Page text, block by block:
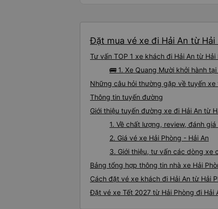
Đặt mua vé xe đi Hải An từ
Tư vấn TOP 1 xe khách đi Hải An từ
🚌 1. Xe Quang Mười khởi hành
Những câu hỏi thường gặp về tuyến xe
Thông tin tuyến đường
Giới thiệu tuyến đường xe đi Hải An từ
1. Về chất lượng, review, đánh
2. Giá vé xe Hải Phòng - Hải An
3. Giới thiệu, tư vấn các dòng xe
Bảng tổng hợp thông tin nhà xe Hải
Cách đặt vé xe khách đi Hải An từ Hải
Đặt vé xe Tết 2027 từ Hải Phòng đi Hải